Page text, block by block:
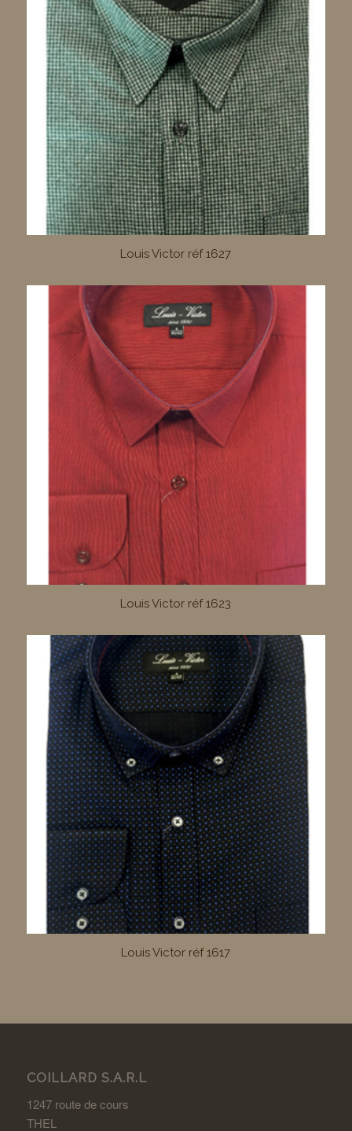
Louis Victor réf 1627
Louis Victor réf 1623
Louis Victor réf 1617
COILLARD S.A.R.L
1247 route de cours
THEL